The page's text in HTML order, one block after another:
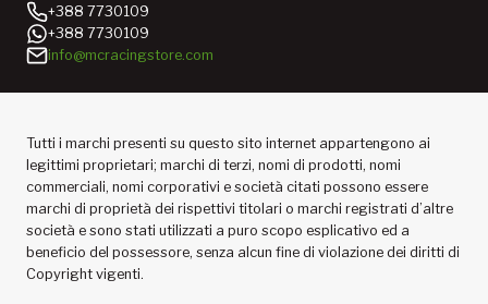
+388 7730109
+388 7730109
info@mcracingstore.com
Tutti i marchi presenti su questo sito internet appartengono ai
legittimi proprietari; marchi di terzi, nomi di prodotti, nomi
commerciali, nomi corporativi e società citati possono essere
marchi di proprietà dei rispettivi titolari o marchi registrati d’altre
società e sono stati utilizzati a puro scopo esplicativo ed a
beneficio del possessore, senza alcun fine di violazione dei diritti di
Copyright vigenti.